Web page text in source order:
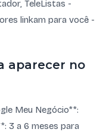
TeleListas -
linkam para você -
aparecer no
Meu Negócio**:
3 a 6 meses para